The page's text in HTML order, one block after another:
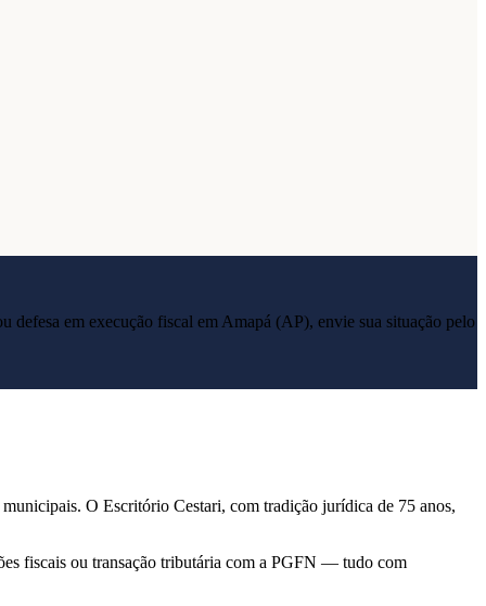
defesa em execução fiscal em Amapá (AP), envie sua situação pelo
O Escritório Cestari, com tradição jurídica de 75 anos,
fiscais ou transação tributária com a PGFN — tudo com